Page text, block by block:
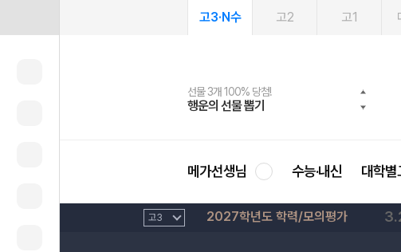
고3·N수 고2 고1
선물 3개 100% 당첨!
행운의 선물 뽑기
선물 100% 증정!
메가스터디 X 올리브
여름방학 스터디 캐시백
메가런 썸머스쿨
2027 러셀 단과
강사 공개선발
스마트러닝앱
설문 EVENT
메가패스
3일 무료 체험권
메가패스 수강생 무료혜택!
메가클럽 멤버십
사회공헌 캠페인
희망이룸 메가나눔
메가선생님 수능·내신 대학별
2027학년도 학력/모의평가